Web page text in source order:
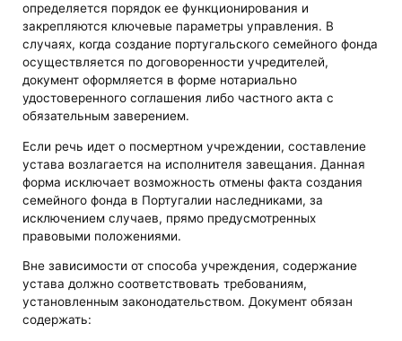
определяется порядок ее функционирования и
закрепляются ключевые параметры управления. В
случаях, когда создание португальского семейного фонда
осуществляется по договоренности учредителей,
документ оформляется в форме нотариально
удостоверенного соглашения либо частного акта с
обязательным заверением.
Если речь идет о посмертном учреждении, составление
устава возлагается на исполнителя завещания. Данная
форма исключает возможность отмены факта создания
семейного фонда в Португалии наследниками, за
исключением случаев, прямо предусмотренных
правовыми положениями.
Вне зависимости от способа учреждения, содержание
устава должно соответствовать требованиям,
установленным законодательством. Документ обязан
содержать: